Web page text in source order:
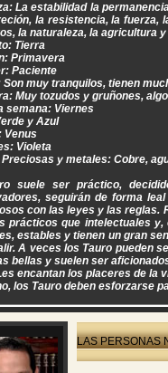
La estabilidad la
la resistencia, la fuerza,
la naturaleza, la agricultura
Tierra
Primavera
Paciente
muy tranquilos, tienen
Muy tozudos y gruñones,
semana: Viernes
y Azul
Venus
Violeta
y metales: Cobre,
suele ser práctico,
seguirán de forma
con las leyes y las reglas.
prácticos que intelectuales
estables y tienen un gran
A veces los Tauro pueden
bellas y suelen ser
encantan los placeres de la
los Tauro deben esforzarse
LAS PERSONAS